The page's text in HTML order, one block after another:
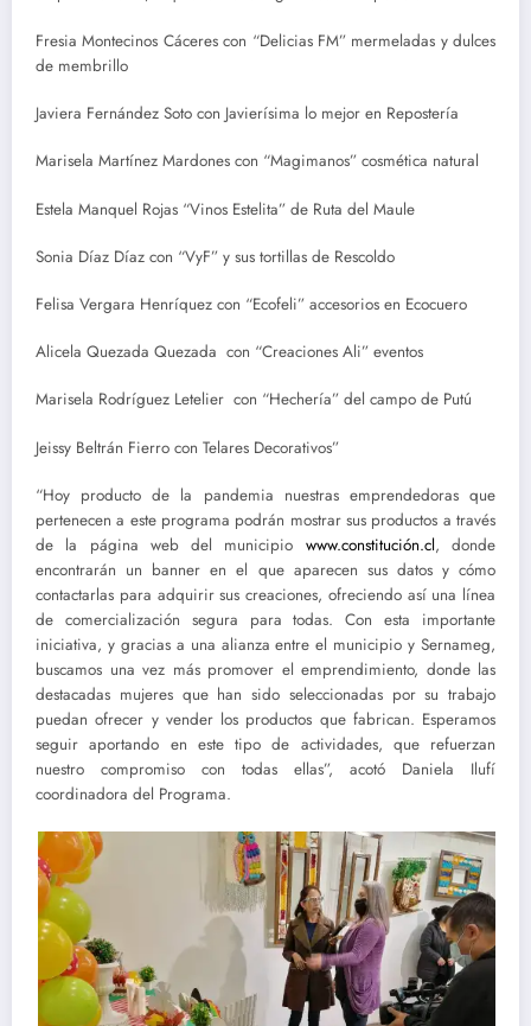
Fresia Montecinos Cáceres con “Delicias FM” mermeladas y dulces
de membrillo
Javiera Fernández Soto con Javierísima lo mejor en Repostería
Marisela Martínez Mardones con “Magimanos” cosmética natural
Estela Manquel Rojas “Vinos Estelita” de Ruta del Maule
Sonia Díaz Díaz con “VyF” y sus tortillas de Rescoldo
Felisa Vergara Henríquez con “Ecofeli” accesorios en Ecocuero
Alicela Quezada Quezada con “Creaciones Ali” eventos
Marisela Rodríguez Letelier con “Hechería” del campo de Putú
Jeissy Beltrán Fierro con Telares Decorativos”
“Hoy producto de la pandemia nuestras emprendedoras que
pertenecen a este programa podrán mostrar sus productos a través
de la página web del municipio www.constitución.cl, donde
encontrarán un banner en el que aparecen sus datos y cómo
contactarlas para adquirir sus creaciones, ofreciendo así una línea
de comercialización segura para todas. Con esta importante
iniciativa, y gracias a una alianza entre el municipio y Sernameg,
buscamos una vez más promover el emprendimiento, donde las
destacadas mujeres que han sido seleccionadas por su trabajo
puedan ofrecer y vender los productos que fabrican. Esperamos
seguir aportando en este tipo de actividades, que refuerzan
nuestro compromiso con todas ellas”, acotó Daniela Ilufí
coordinadora del Programa.